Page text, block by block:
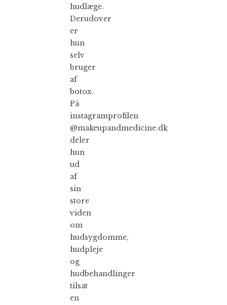
hudlæge.
Derudover
er
hun
selv
bruger
af
botox.
På
instagramprofilen
@makeupandmedicine.dk
deler
hun
ud
af
sin
store
viden
om
hudsygdomme,
hudpleje
og
hudbehandlinger
tilsat
en